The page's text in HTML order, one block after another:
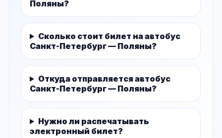
Поляны?
Сколько стоит билет на автобус
Санкт-Петербург — Поляны?
Откуда отправляется автобус
Санкт-Петербург — Поляны?
Нужно ли распечатывать
электронный билет?